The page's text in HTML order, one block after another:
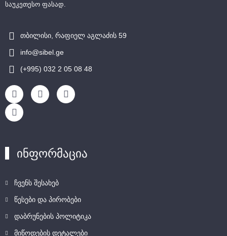
საუკეთესო ფასად.
თბილისი, რაფიელ აგლაძის 59
info@sibel.ge
(+995) 032 2 05 08 48
ინფორმაცია
ჩვენს შესახებ
წესები და პირობები
დაბრუნების პოლიტიკა
მიწოდების დეტალები